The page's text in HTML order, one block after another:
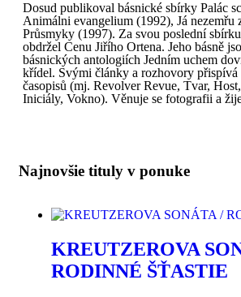
Dosud publikoval básnické sbírky Palác
Animálni evangelium (1992), Já nezemřu
Průsmyky (1997). Za svou poslední
obdržel Cenu Jiřího Ortena. Jeho básně
básnických antologiích Jedním uchem
křídel. Svými články a rozhovory přispívá
časopisů (mj. Revolver Revue, Tvar,
Iniciály, Vokno). Věnuje se fotografii a
Najnovšie tituly v ponuke
KREUTZEROVA
RODINNÉ ŠŤASTIE